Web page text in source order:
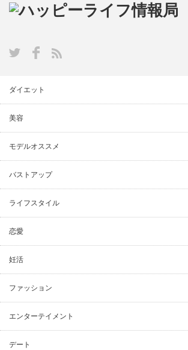
ダイエット
美容
モデルオススメ
バストアップ
ライフスタイル
恋愛
妊活
ファッション
エンターテイメント
デート